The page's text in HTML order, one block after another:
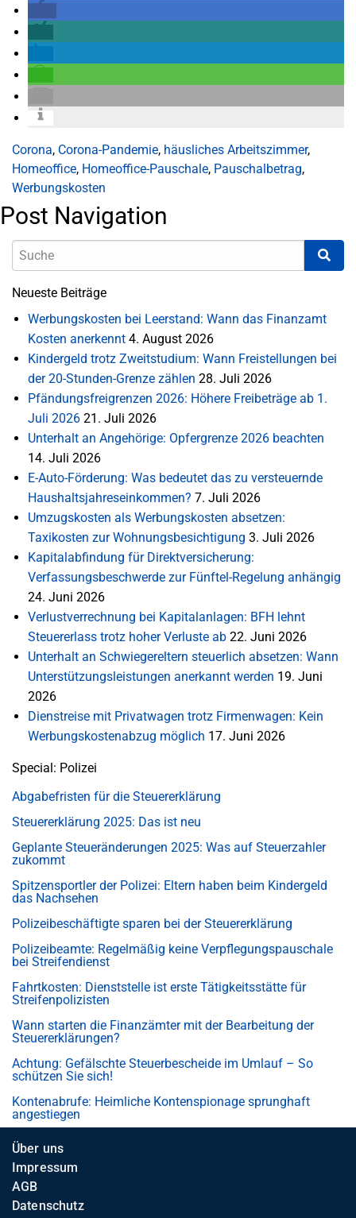
Corona, Corona-Pandemie, häusliches Arbeitszimmer,
Homeoffice, Homeoffice-Pauschale, Pauschalbetrag,
Werbungskosten
Post Navigation
Neueste Beiträge
Werbungskosten bei Leerstand: Wann das Finanzamt
Kosten anerkennt 4. August 2026
Kindergeld trotz Zweitstudium: Wann Freistellungen bei
der 20-Stunden-Grenze zählen 28. Juli 2026
Pfändungsfreigrenzen 2026: Höhere Freibeträge ab 1.
Juli 2026 21. Juli 2026
Unterhalt an Angehörige: Opfergrenze 2026 beachten
14. Juli 2026
E-Auto-Förderung: Was bedeutet das zu versteuernde
Haushaltsjahreseinkommen? 7. Juli 2026
Umzugskosten als Werbungskosten absetzen:
Taxikosten zur Wohnungsbesichtigung 3. Juli 2026
Kapitalabfindung für Direktversicherung:
Verfassungsbeschwerde zur Fünftel-Regelung anhängig
24. Juni 2026
Verlustverrechnung bei Kapitalanlagen: BFH lehnt
Steuererlass trotz hoher Verluste ab 22. Juni 2026
Unterhalt an Schwiegereltern steuerlich absetzen: Wann
Unterstützungsleistungen anerkannt werden 19. Juni
2026
Dienstreise mit Privatwagen trotz Firmenwagen: Kein
Werbungskostenabzug möglich 17. Juni 2026
Special: Polizei
Abgabefristen für die Steuererklärung
Steuererklärung 2025: Das ist neu
Geplante Steueränderungen 2025: Was auf Steuerzahler
zukommt
Spitzensportler der Polizei: Eltern haben beim Kindergeld
das Nachsehen
Polizeibeschäftigte sparen bei der Steuererklärung
Polizeibeamte: Regelmäßig keine Verpflegungspauschale
bei Streifendienst
Fahrtkosten: Dienststelle ist erste Tätigkeitsstätte für
Streifenpolizisten
Wann starten die Finanzämter mit der Bearbeitung der
Steuererklärungen?
Achtung: Gefälschte Steuerbescheide im Umlauf – So
schützen Sie sich!
Kontenabrufe: Heimliche Kontenspionage sprunghaft
angestiegen
Über uns
Impressum
AGB
Datenschutz